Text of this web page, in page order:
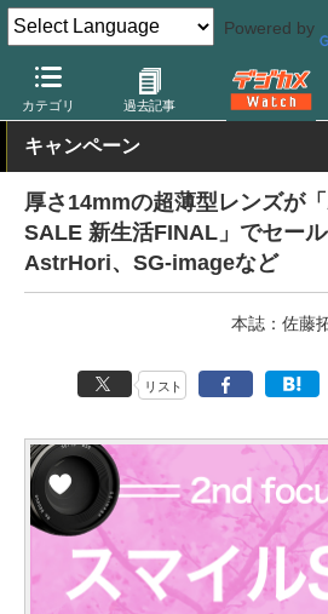
Powered by
カテゴリ 過去記事
デジカメ Watch レンズ 交換レンズ
キャンペーン
厚さ14mmの超薄型レンズが
SALE 新生活FINAL」でセー
AstrHori、SG-imageなど
本誌：佐藤
リスト